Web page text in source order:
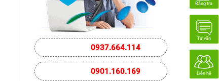
0937.664.114
0901.160.169
Bảng tra
Tư vấn
Liên hệ